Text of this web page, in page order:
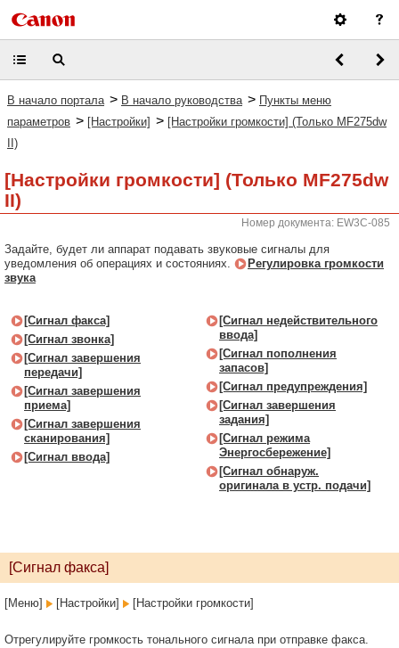
В начало портала > В начало руководства > Пункты меню
параметров > [Настройки] > [Настройки громкости] (Только MF275dw
II)
[Настройки громкости] (Только MF275dw
II)
Номер документа: EW3C-085
Задайте, будет ли аппарат подавать звуковые сигналы для
уведомления об операциях и состояниях.
Регулировка громкости
звука
[Сигнал факса]
[Сигнал звонка]
[Сигнал завершения
передачи]
[Сигнал завершения
приема]
[Сигнал завершения
сканирования]
[Сигнал ввода]
[Сигнал недействительного
ввода]
[Сигнал пополнения
запасов]
[Сигнал предупреждения]
[Сигнал завершения
задания]
[Сигнал режима
Энергосбережение]
[Сигнал обнаруж.
оригинала в устр. подачи]
[Сигнал факса]
[Меню] [Настройки] [Настройки громкости]
Отрегулируйте громкость тонального сигнала при отправке факса.